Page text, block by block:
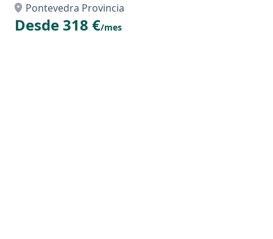
Pontevedra Provincia
Desde 318 €/mes